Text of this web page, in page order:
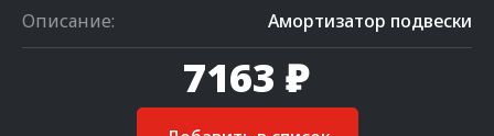
Описание: Амортизатор подвески
7163 ₽